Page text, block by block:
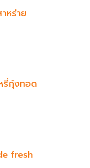
หร่าย
รี่กุ้งทอด
fresh